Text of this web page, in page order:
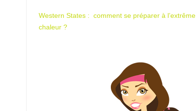
Western States : comment se préparer à l’extrême
chaleur ?